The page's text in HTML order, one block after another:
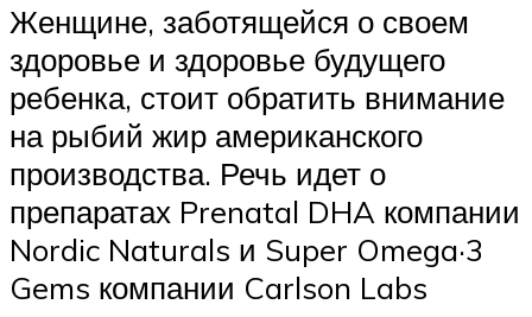
Женщине, заботящейся о своем
здоровье и здоровье будущего
ребенка, стоит обратить внимание
на рыбий жир американского
производства. Речь идет о
препаратах Prenatal DHA компании
Nordic Naturals и Super Omega·3
Gems компании Carlson Labs